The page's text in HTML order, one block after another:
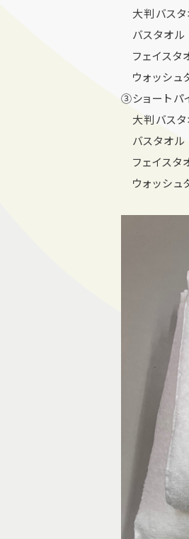
大判バス
バスタ
フェイス
ウォッシ
③ショートパ
大判バス
バスタ
フェイス
ウォッシ